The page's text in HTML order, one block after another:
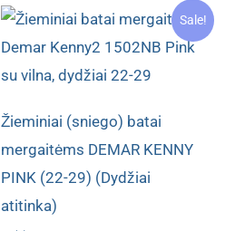
Sale!
Žieminiai (sniego) batai
mergaitėms DEMAR KENNY
PINK (22-29) (Dydžiai
atitinka)